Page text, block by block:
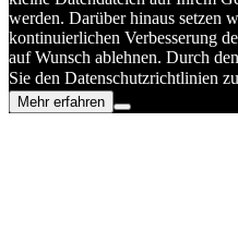
werden. Darüber hinaus setzen
kontinuierlichen Verbesserung
auf Wunsch ablehnen. Durch
Sie den Datenschutzrichtlinien
Mehr erfahren